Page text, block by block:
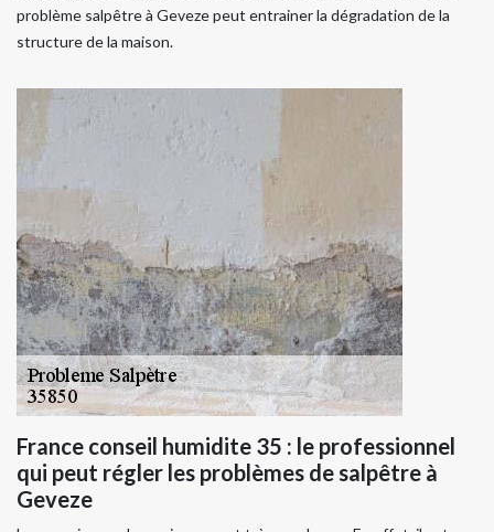
problème salpêtre à Geveze peut entrainer la dégradation de la
structure de la maison.
France conseil humidite 35 : le professionnel
qui peut régler les problèmes de salpêtre à
Geveze